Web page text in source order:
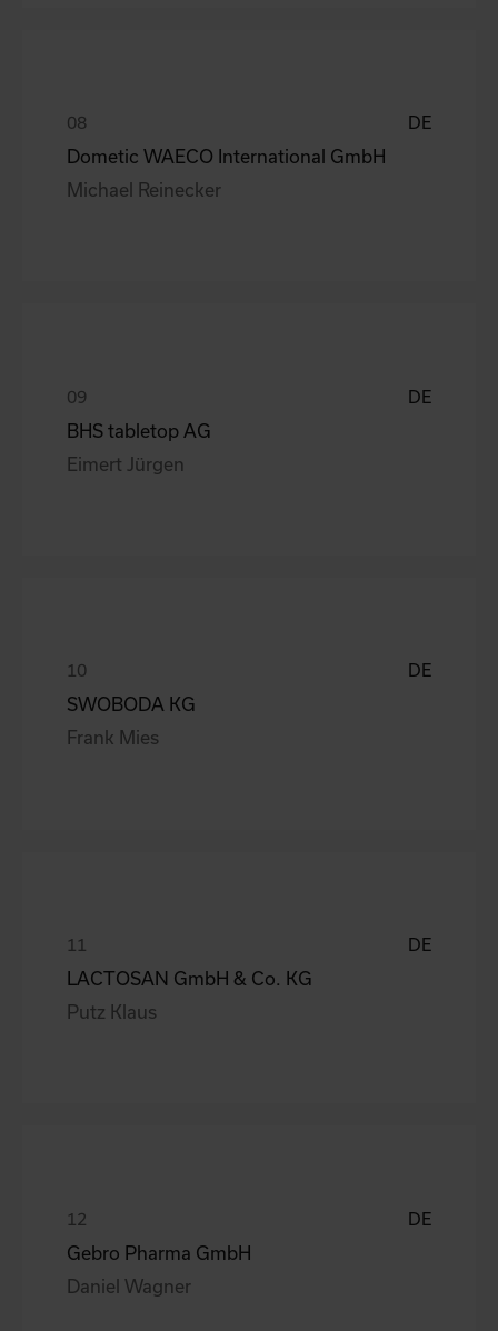
DE
Dometic WAECO International GmbH
Michael Reinecker
DE
BHS tabletop AG
Eimert Jürgen
DE
SWOBODA KG
Frank Mies
DE
LACTOSAN GmbH & Co. KG
Putz Klaus
DE
Gebro Pharma GmbH
Daniel Wagner